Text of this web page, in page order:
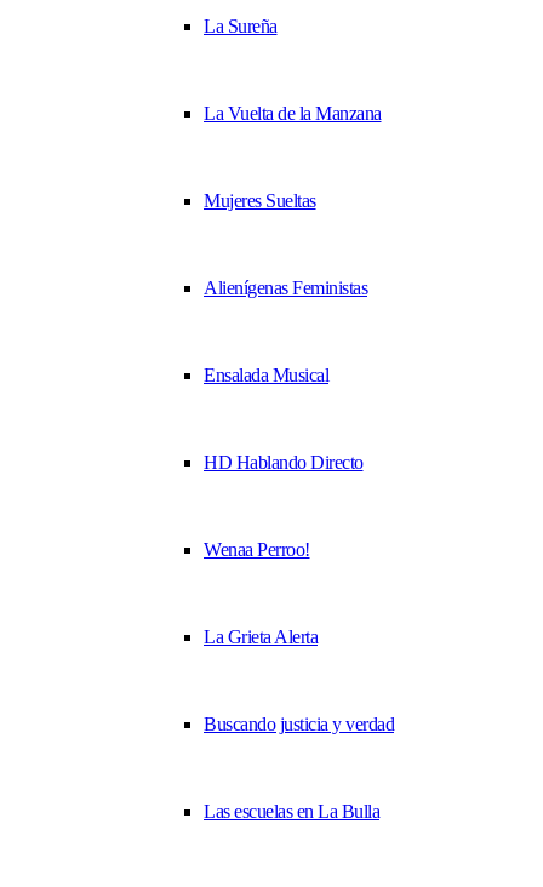
La Sureña
La Vuelta de la Manzana
Mujeres Sueltas
Alienígenas Feministas
Ensalada Musical
HD Hablando Directo
Wenaa Perroo!
La Grieta Alerta
Buscando justicia y verdad
Las escuelas en La Bulla